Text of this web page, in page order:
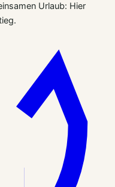
Urlaub: Hier